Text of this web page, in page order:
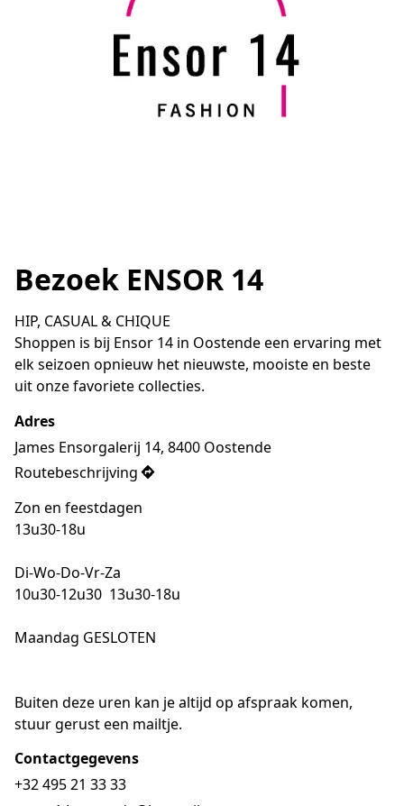
Bezoek ENSOR 14
HIP, CASUAL & CHIQUE
Shoppen is bij Ensor 14 in Oostende een ervaring met
elk seizoen opnieuw het nieuwste, mooiste en beste
uit onze favoriete collecties.
Adres
James Ensorgalerij 14, 8400 Oostende
Routebeschrijving
Zon en feestdagen
13u30-18u
Di-Wo-Do-Vr-Za
10u30-12u30  13u30-18u
Maandag GESLOTEN
Buiten deze uren kan je altijd op afspraak komen,
stuur gerust een mailtje.
Contactgegevens
+32 495 21 33 33